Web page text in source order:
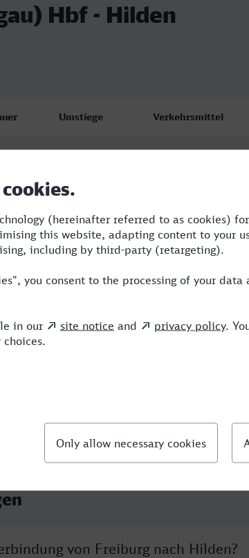
Hbf - Hilden
Umstiege Verkehrsmittel
2 R,ICE
2 R,ICE
von Freiburg nach Hilden?